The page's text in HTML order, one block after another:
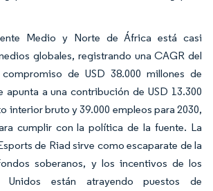
Medio y Norte de África está casi
globales, registrando una CAGR del
de USD 38.000 millones de
apunta a una contribución de USD 13.300
interior bruto y 39.000 empleos para 2030,
cumplir con la política de la fuente. La
de Riad sirve como escaparate de la
soberanos, y los incentivos de los
Unidos están atrayendo puestos de